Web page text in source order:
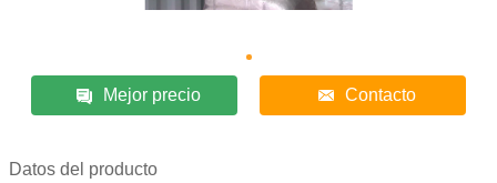
Mejor precio Contacto
Datos del producto